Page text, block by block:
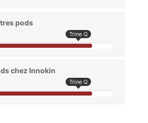
pods
Trine Q
chez Innokin
Trine Q